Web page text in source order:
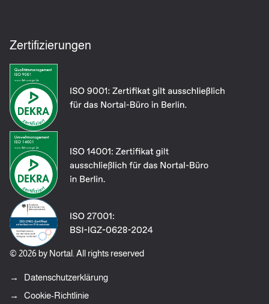
Zertifizierungen
© 2026 by Nortal. All rights reserved
Datenschutzerklärung
Cookie-Richtlinie